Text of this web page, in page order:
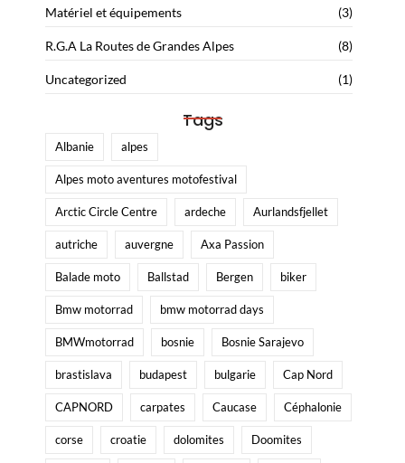
Matériel et équipements (3)
R.G.A La Routes de Grandes Alpes (8)
Uncategorized (1)
Tags
Albanie alpes
Alpes moto aventures motofestival
Arctic Circle Centre ardeche Aurlandsfjellet
autriche auvergne Axa Passion
Balade moto Ballstad Bergen biker
Bmw motorrad bmw motorrad days
BMWmotorrad bosnie Bosnie Sarajevo
brastislava budapest bulgarie Cap Nord
CAPNORD carpates Caucase Céphalonie
corse croatie dolomites Doomites